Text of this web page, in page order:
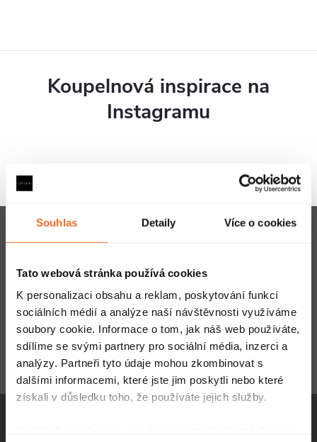
Souhlas Detaily Více o cookies
Tato webová stránka používá cookies
K personalizaci obsahu a reklam, poskytování funkcí
sociálních médií a analýze naší návštěvnosti využíváme
soubory cookie. Informace o tom, jak náš web používáte,
sdílíme se svými partnery pro sociální média, inzerci a
analýzy. Partneři tyto údaje mohou zkombinovat s
dalšími informacemi, které jste jim poskytli nebo které
získali v důsledku toho, že používáte jejich služby.
Koupelnová inspirace na
Instagramu
á
Přihlaste se k odběru
novinek
a nechte se inspirovat
E-mail
Vložením e-mailu souhlasíte spodmínkami ochrany osobních údajů
ODEBÍRAT